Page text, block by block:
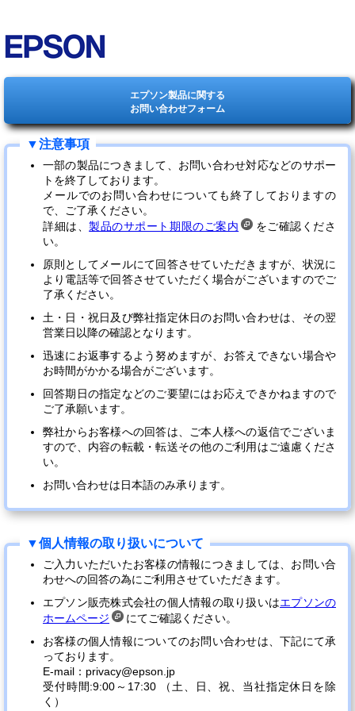
エプソン製品に関する
お問い合わせフォーム
一部の製品につきまして、お問い合わせ対応などのサポー
トを終了しております。
メールでのお問い合わせについても終了しておりますの
で、ご了承ください。
詳細は、製品のサポート期限のご案内
をご確認くださ
い。
原則としてメールにて回答させていただきますが、状況に
より電話等で回答させていただく場合がございますのでご
了承ください。
土・日・祝日及び弊社指定休日のお問い合わせは、その翌
営業日以降の確認となります。
迅速にお返事するよう努めますが、お答えできない場合や
お時間がかかる場合がございます。
回答期日の指定などのご要望にはお応えできかねますので
ご了承願います。
弊社からお客様への回答は、ご本人様への返信でございま
すので、内容の転載・転送その他のご利用はご遠慮くださ
い。
お問い合わせは日本語のみ承ります。
ご入力いただいたお客様の情報につきましては、お問い合
わせへの回答の為にご利用させていただきます。
エプソン販売株式会社の個人情報の取り扱いはエプソンの
ホームページ
にてご確認ください。
お客様の個人情報についてのお問い合わせは、下記にて承
っております。
E-mail：privacy@epson.jp
受付時間:9:00～17:30 （土、日、祝、当社指定休日を除
く）